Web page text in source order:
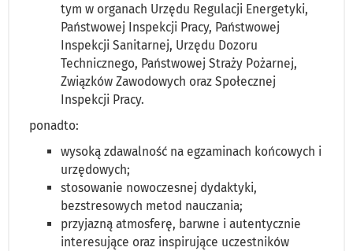
tym w organach Urzędu Regulacji Energetyki,
Państwowej Inspekcji Pracy, Państwowej
Inspekcji Sanitarnej, Urzędu Dozoru
Technicznego, Państwowej Straży Pożarnej,
Związków Zawodowych oraz Społecznej
Inspekcji Pracy.
ponadto:
wysoką zdawalność na egzaminach końcowych i
urzędowych;
stosowanie nowoczesnej dydaktyki,
bezstresowych metod nauczania;
przyjazną atmosferę, barwne i autentycznie
interesujące oraz inspirujące uczestników